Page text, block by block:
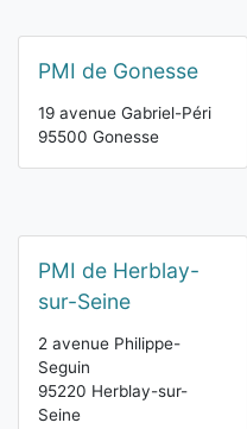
PMI de Gonesse
19 avenue Gabriel-Péri
95500 Gonesse
PMI de Herblay-
sur-Seine
2 avenue Philippe-
Seguin
95220 Herblay-sur-
Seine